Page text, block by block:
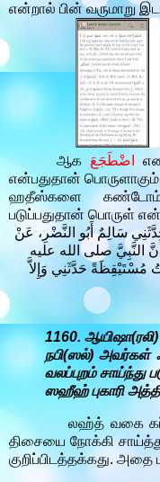
என்றால் பின் வருமாறு
ஆக اضْطَجَعَ
என்பதுதான்
ஹதீஸ்களை கண்டோம்
படுப்பதுதான் பொருள்
سَالِمٌ أَبُو النَّضْرِ، عَنْ
النَّبِيَّ صلى الله عليه
مُسْتَيْقِظَةً حَدَّثَنِي وَإِلاَّ
1160. ஆயிஷா(ரலி)
நபி(ஸல்) அவர்கள்
வலப்புறம் சாய்ந்து
ஸஹீஹ் புகாரி
லஹ்த் வகை
திசையை நோக்கி
குறிப்பிடத்தக்கது. அதை